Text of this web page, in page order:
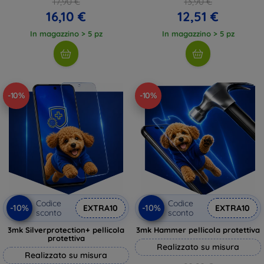
16,10 €
In magazzino > 5 pz
12,51 €
In magazzino > 5 pz
-10%
-10%
Codice
sconto
EXTRA10
3mk Silverprotection+ pellicola
protettiva
Realizzato su misura
-10%
-10%
Codice
sconto
EXTRA10
3mk Hammer pellicola protettiva
Realizzato su misura